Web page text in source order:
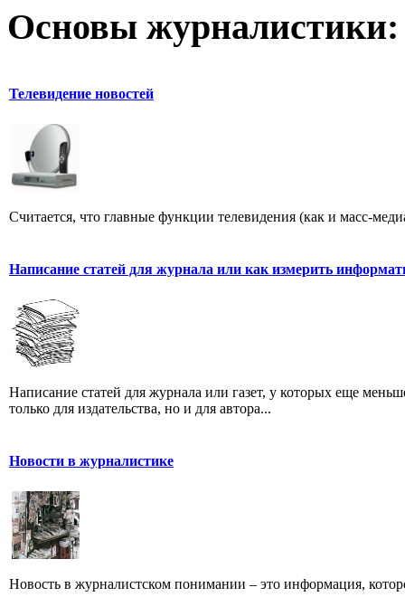
Основы журналистики:
Телевидение новостей
Считается, что главные функции телевидения (как и масс-
Написание статей для журнала или как измерить
Написание статей для журнала или газет, у которых еще
только для издательства, но и для автора...
Новости в журналистике
Новость в журналистском понимании – это информация,